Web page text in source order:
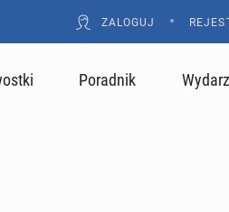
ZALOGUJ •
Poradnik